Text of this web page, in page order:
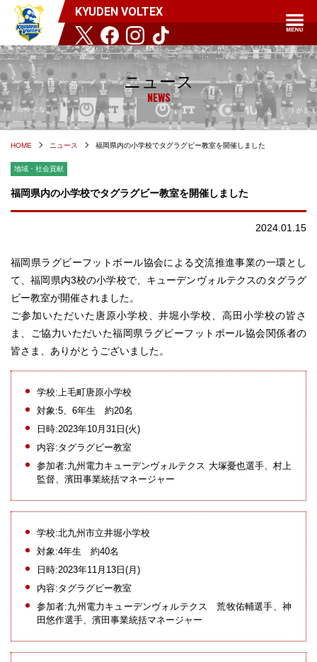
KYUDEN VOLTEX
ニュース
NEWS
HOME ニュース 福岡県内の小学校でタグラグビー教室を開催しました
地域・社会貢献
福岡県内の小学校でタグラグビー教室を開催しました
2024.01.15
福岡県ラグビーフットボール協会による交流推進事業の一環とし
て、福岡県内3校の小学校で、キューデンヴォルテクスのタグラグ
ビー教室が開催されました。
ご参加いただいた唐原小学校、井堀小学校、高田小学校の皆さ
ま、ご協力いただいた福岡県ラグビーフットボール協会関係者の
皆さま、ありがとうございました。
学校:上毛町唐原小学校
対象:5、6年生 約20名
日時:2023年10月31日(火)
内容:タグラグビー教室
参加者:九州電力キューデンヴォルテクス 大塚憂也選手、村上
監督、濱田事業統括マネージャー
学校:北九州市立井堀小学校
対象:4年生 約40名
日時:2023年11月13日(月)
内容:タグラグビー教室
参加者:九州電力キューデンヴォルテクス 荒牧佑輔選手、神
田悠作選手、濱田事業統括マネージャー